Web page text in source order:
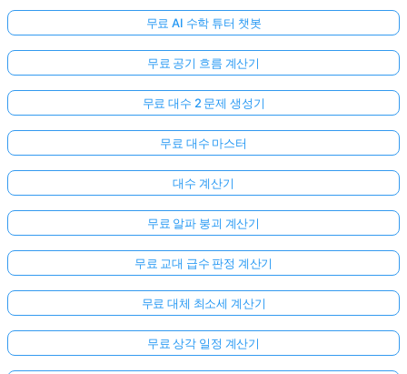
무료 AI 수학 튜터 챗봇
무료 공기 흐름 계산기
무료 대수 2 문제 생성기
무료 대수 마스터
대수 계산기
무료 알파 붕괴 계산기
무료 교대 급수 판정 계산기
무료 대체 최소세 계산기
무료 상각 일정 계산기